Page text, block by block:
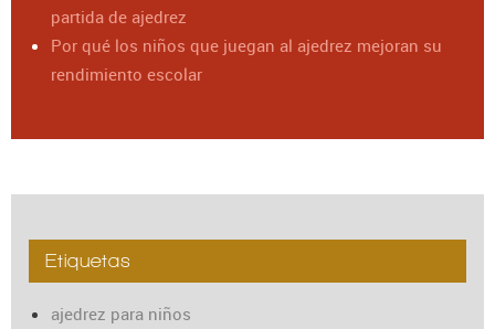
partida de ajedrez
Por qué los niños que juegan al ajedrez mejoran su
rendimiento escolar
Etiquetas
ajedrez para niños